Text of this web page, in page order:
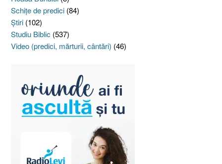
Schiţe de predici (84)
Ştiri (102)
Studiu Biblic (537)
Video (predici, mărturii, cântări) (46)